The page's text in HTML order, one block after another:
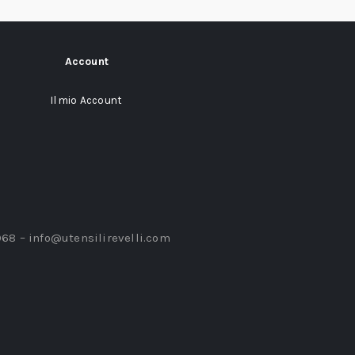
Account
Il mio Account
– info@utensilirevelli.com